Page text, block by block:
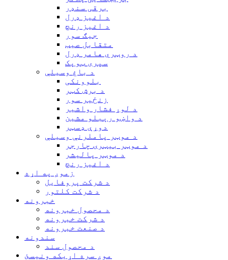
برقی سنډر
د اغیز ډرل
د اغیز رنچ
جیګ سور
متقابل صیب
د روټري هامر ډرل
سپری ټوپک
د باغ وسیلې
بلوونکی
د برش کټر
زنځیر سور
د لوړ فشار واشیر
د واښو رېبلو مشین
دوړې ډسټر
د موټر پاملرنې وسیلې
د موټر بیټرۍ چارجر
د موټر پالیشر
د اغیز رنچ
زموږ په اړه
د شرکت پروفایل
د شرکت کلتور
خبرونه
د محصول خبرونه
د شرکت خبرونه
د صنعت خبرونه
سندونه
د محصول سند
موږ سره اړیکه ونیسئ